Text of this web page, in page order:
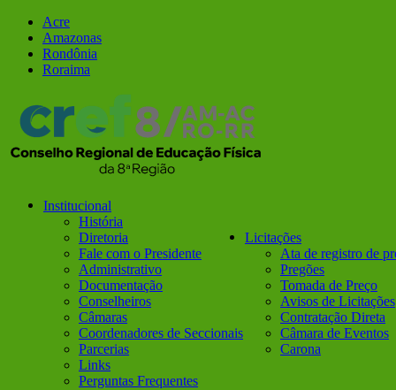
para
conteúdo
Facebook
Instagram
Acre
Amazonas
Rondônia
Roraima
Institucional
História
Diretoria
Fale com o Presidente
Administrativo
Documentação
Conselheiros
Câmaras
Coordenadores de Seccionais
Parcerias
Links
Perguntas Frequentes
Licitações
Ata de registro de
Pregões
Tomada de Preço
Avisos de Licitações
Contratação Direta
Câmara de Eventos
Carona